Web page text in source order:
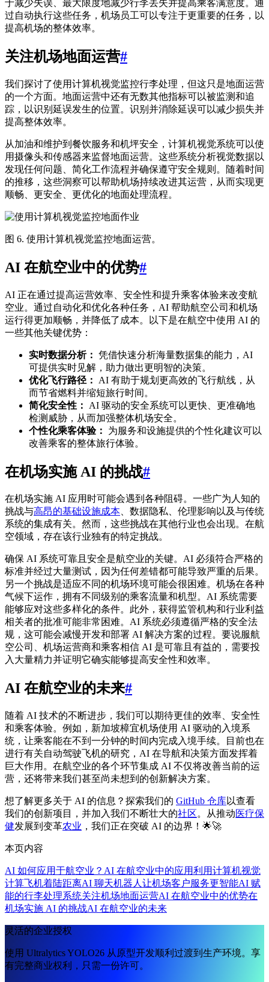
于减少失误、最大限度地减少行李丢失并提高乘客满意度。通
过自动执行这些任务，机场员工可以专注于更重要的任务，以
提高机场的整体效率。
关注机场地面运营#
我们探讨了使用计算机视觉监控行李处理，但这只是地面运营
的一个方面。地面运营中还有无数其他指标可以被监测和追
踪，以识别延误发生的位置。识别并消除延误可以减少损失并
提高整体效率。
从加油和维护到餐饮服务和机坪安全，计算机视觉系统可以使
用摄像头和传感器来监督地面运营。这些系统分析视觉数据以
发现任何问题、简化工作流程并确保遵守安全规则。随着时间
的推移，这些洞察可以帮助机场持续改进其运营，从而实现更
顺畅、更安全、更优化的地面处理流程。
图 6. 使用计算机视觉监控地面运营。
AI 在航空业中的优势#
AI 正在通过提高运营效率、安全性和提升乘客体验来改变航
空业。通过自动化和优化各种任务，AI 帮助航空公司和机场
运行得更加顺畅，并降低了成本。以下是在航空中使用 AI 的
一些其他关键优势：
实时数据分析： 凭借快速分析海量数据集的能力，AI
可提供实时见解，助力做出更明智的决策。
优化飞行路径：
AI 有助于规划更高效的飞行航线，从
而节省燃料并缩短旅行时间。
简化安全性：
AI 驱动的安全系统可以更快、更准确地
检测威胁，从而加强整体机场安全。
个性化乘客体验：
为服务和设施提供的个性化建议可以
改善乘客的整体旅行体验。
在机场实施 AI 的挑战#
在机场实施 AI 应用时可能会遇到各种阻碍。一些广为人知的
挑战与高昂的基础设施成本、数据隐私、伦理影响以及与传统
系统的集成有关。然而，这些挑战在其他行业也会出现。在航
空领域，存在该行业独有的特定挑战。
确保 AI 系统可靠且安全是航空业的关键。AI 必须符合严格的
标准并经过大量测试，因为任何差错都可能导致严重的后果。
另一个挑战是适应不同的机场环境可能会很困难。机场在各种
气候下运作，拥有不同级别的乘客流量和机型。AI 系统需要
能够应对这些多样化的条件。此外，获得监管机构和行业利益
相关者的批准可能非常困难。AI 系统必须遵循严格的安全法
规，这可能会减慢开发和部署 AI 解决方案的过程。要说服航
空公司、机场运营商和乘客相信 AI 是可靠且有益的，需要投
入大量精力并证明它确实能够提高安全性和效率。
AI 在航空业的未来#
随着 AI 技术的不断进步，我们可以期待更佳的效率、安全性
和乘客体验。例如，新加坡樟宜机场使用 AI 驱动的入境系
统，让乘客能在不到一分钟的时间内完成入境手续。目前也在
进行有关自动驾驶飞机的研究，AI 在导航和决策方面发挥着
巨大作用。在航空业的各个环节集成 AI 不仅将改善当前的运
营，还将带来我们甚至尚未想到的创新解决方案。
想了解更多关于 AI 的信息？探索我们的 GitHub 仓库以查看
我们的创新项目，并加入我们不断壮大的社区。从推动医疗保
健发展到变革农业 ，我们正在突破 AI 的边界！🌟🚀
本页内容
AI 如何应用于航空业？ AI 在航空业中的应用利用计算机视觉
计算飞机着陆距离AI 聊天机器人让机场客户服务更智能AI 赋
能的行李处理系统关注机场地面运营AI 在航空业中的优势在
机场实施 AI 的挑战AI 在航空业的未来
灵活的企业授权
使用 Ultralytics YOLO26 从原型开发顺利过渡到生产环境。享
有完整商业权利，只需一份许可。